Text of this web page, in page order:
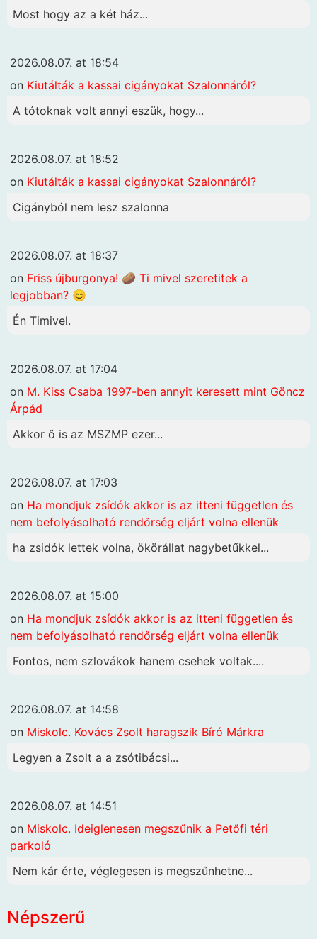
Most hogy az a két ház...
2026.08.07. at 18:54
on Kiutálták a kassai cigányokat Szalonnáról?
A tótoknak volt annyi eszük, hogy...
2026.08.07. at 18:52
on Kiutálták a kassai cigányokat Szalonnáról?
Cigányból nem lesz szalonna
2026.08.07. at 18:37
on Friss újburgonya! 🥔 Ti mivel szeretitek a
legjobban? 😊
Én Timivel.
2026.08.07. at 17:04
on M. Kiss Csaba 1997-ben annyit keresett mint Göncz
Árpád
Akkor ő is az MSZMP ezer...
2026.08.07. at 17:03
on Ha mondjuk zsídók akkor is az itteni független és
nem befolyásolható rendőrség eljárt volna ellenük
ha zsidók lettek volna, ökörállat nagybetűkkel...
2026.08.07. at 15:00
on Ha mondjuk zsídók akkor is az itteni független és
nem befolyásolható rendőrség eljárt volna ellenük
Fontos, nem szlovákok hanem csehek voltak....
2026.08.07. at 14:58
on Miskolc. Kovács Zsolt haragszik Bíró Márkra
Legyen a Zsolt a a zsótibácsi...
2026.08.07. at 14:51
on Miskolc. Ideiglenesen megszűnik a Petőfi téri
parkoló
Nem kár érte, véglegesen is megszűnhetne...
Népszerű